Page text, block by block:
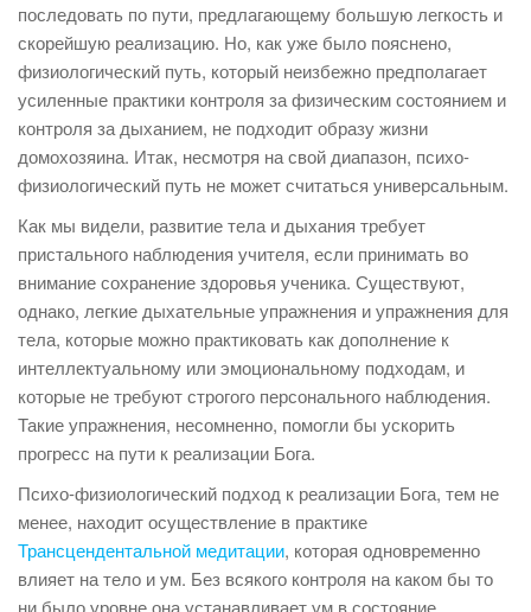
последовать по пути, предлагающему большую легкость и
скорейшую реализацию. Но, как уже было пояснено,
физиологический путь, который неизбежно предполагает
усиленные практики контроля за физическим состоянием и
контроля за дыханием, не подходит образу жизни
домохозяина. Итак, несмотря на свой диапазон, психо-
физиологический путь не может считаться универсальным.
Как мы видели, развитие тела и дыхания требует
пристального наблюдения учителя, если принимать во
внимание сохранение здоровья ученика. Существуют,
однако, легкие дыхательные упражнения и упражнения для
тела, которые можно практиковать как дополнение к
интеллектуальному или эмоциональному подходам, и
которые не требуют строгого персонального наблюдения.
Такие упражнения, несомненно, помогли бы ускорить
прогресс на пути к реализации Бога.
Психо-физиологический подход к реализации Бога, тем не
менее, находит осуществление в практике
Трансцендентальной медитации, которая одновременно
влияет на тело и ум. Без всякого контроля на каком бы то